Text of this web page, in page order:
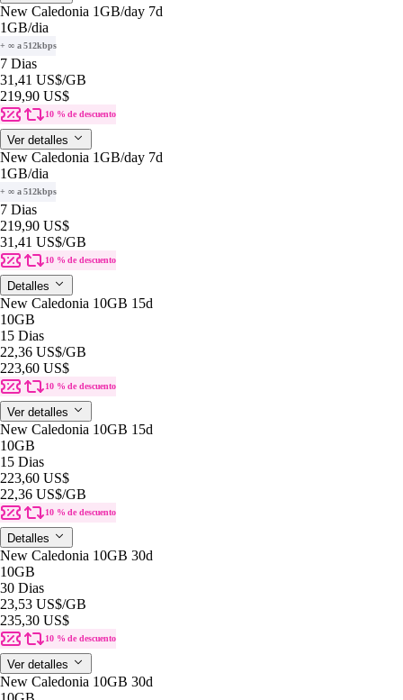
New Caledonia 1GB/day 7d
1GB/dia
+ ∞ a 512kbps
7 Dias
31,41 US$/GB
219,90 US$
10 % de descuento
Ver detalles
New Caledonia 1GB/day 7d
1GB/dia
+ ∞ a 512kbps
7 Dias
219,90 US$
31,41 US$/GB
10 % de descuento
Detalles
New Caledonia 10GB 15d
10GB
15 Dias
22,36 US$/GB
223,60 US$
10 % de descuento
Ver detalles
New Caledonia 10GB 15d
10GB
15 Dias
223,60 US$
22,36 US$/GB
10 % de descuento
Detalles
New Caledonia 10GB 30d
10GB
30 Dias
23,53 US$/GB
235,30 US$
10 % de descuento
Ver detalles
New Caledonia 10GB 30d